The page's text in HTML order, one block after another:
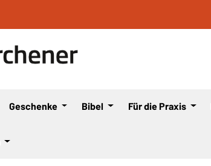
Geschenke Bibel Für die Praxis